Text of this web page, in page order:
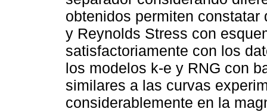
obtenidos permiten
y Reynolds Stress con
satisfactoriamente con los
los modelos k-e y RNG con
similares a las curvas
considerablemente en la